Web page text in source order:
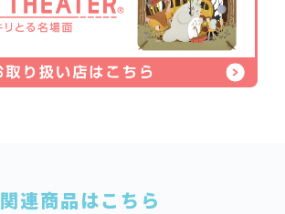
関連商品はこちら